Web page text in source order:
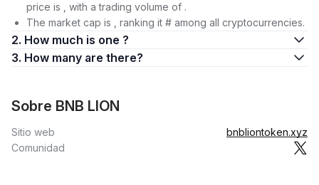
price is , with a trading volume of .
The market cap is , ranking it # among all cryptocurrencies.
2. How much is one ?
3. How many are there?
Sobre BNB LION
Sitio web
bnbliontoken.xyz
Comunidad